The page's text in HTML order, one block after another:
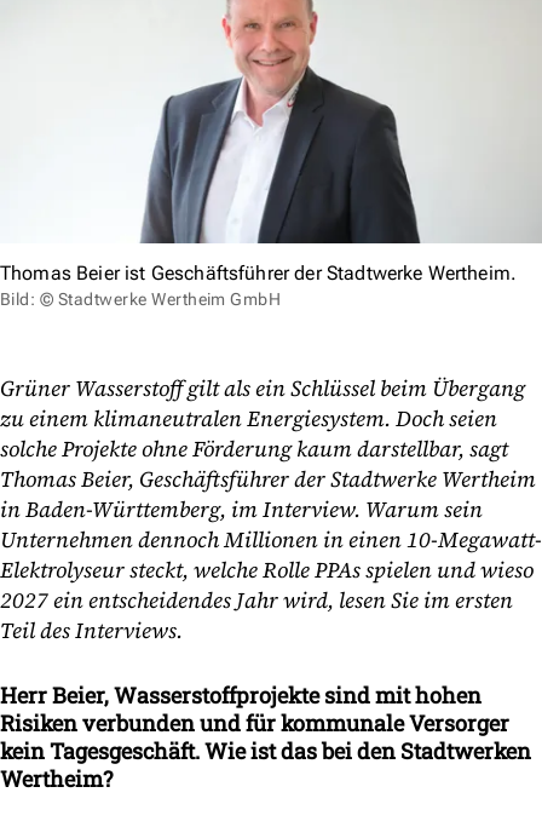
Thomas Beier ist Geschäftsführer der Stadtwerke Wertheim.
Bild: © Stadtwerke Wertheim GmbH
Grüner Wasserstoff gilt als ein Schlüssel beim Übergang
zu einem klimaneutralen Energiesystem. Doch seien
solche Projekte ohne Förderung kaum darstellbar, sagt
Thomas Beier, Geschäftsführer der Stadtwerke Wertheim
in Baden-Württemberg, im Interview. Warum sein
Unternehmen dennoch Millionen in einen 10-Megawatt-
Elektrolyseur steckt, welche Rolle PPAs spielen und wieso
2027 ein entscheidendes Jahr wird, lesen Sie im ersten
Teil des Interviews.
Herr Beier, Wasserstoffprojekte sind mit hohen
Risiken verbunden und für kommunale Versorger
kein Tagesgeschäft. Wie ist das bei den Stadtwerken
Wertheim?